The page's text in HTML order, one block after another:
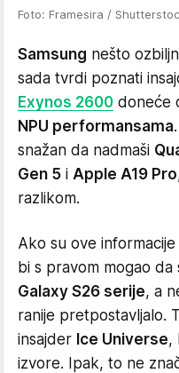
Foto: Framesira /
Samsung nešto
sada tvrdi poznati
Exynos 2600 doneće
NPU performansama
snažan da nadmaši
Gen 5 i Apple A19 Pro
razlikom.
Ako su ove
bi s pravom mogao da
Galaxy S26 serije, a
ranije pretpostavljalo.
insajder Ice Universe,
izvore. Ipak, to ne